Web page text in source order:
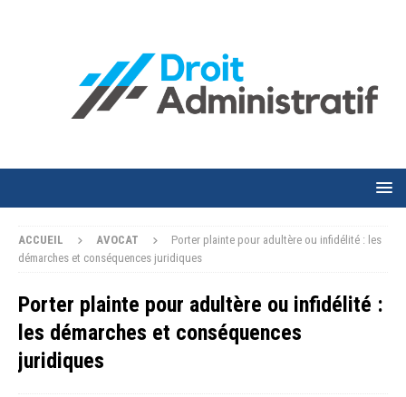
ACCUEIL AVOCAT
Porter plainte pour adultère ou infidélité : les
démarches et conséquences juridiques
Porter plainte pour adultère ou infidélité :
les démarches et conséquences
juridiques